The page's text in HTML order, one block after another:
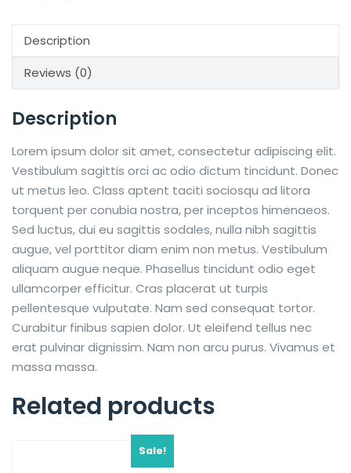
Description
Reviews (0)
Description
Lorem ipsum dolor sit amet, consectetur adipiscing elit.
Vestibulum sagittis orci ac odio dictum tincidunt. Donec
ut metus leo. Class aptent taciti sociosqu ad litora
torquent per conubia nostra, per inceptos himenaeos.
Sed luctus, dui eu sagittis sodales, nulla nibh sagittis
augue, vel porttitor diam enim non metus. Vestibulum
aliquam augue neque. Phasellus tincidunt odio eget
ullamcorper efficitur. Cras placerat ut turpis
pellentesque vulputate. Nam sed consequat tortor.
Curabitur finibus sapien dolor. Ut eleifend tellus nec
erat pulvinar dignissim. Nam non arcu purus. Vivamus et
massa massa.
Related products
Sale!